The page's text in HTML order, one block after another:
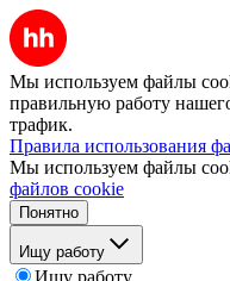
Мы используем файлы
правильную работу
трафик.
Правила использования
Мы используем файлы
файлов cookie
Понятно
Ищу работу
Ищу работу